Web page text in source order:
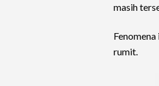
masih
rumit.